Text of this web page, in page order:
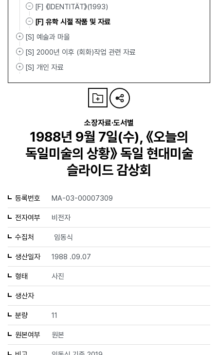
[F] 《IDENTITÄT》(1993)
[F] 유학 시절 작품 및 자료
[S] 예술과 마을
[S] 2000년 이후 (회화)작업 관련 자료
[S] 개인 자료
소장자료·도서별
1988년 9월 7일(수), 《오늘의
독일미술의 상황》 독일 현대미술
슬라이드 감상회
등록번호 MA-03-00007309
전자여부 비전자
수집처 임동식
생산일자 1988 .09.07
형태 사진
생산자
분량 11
원본여부 원본